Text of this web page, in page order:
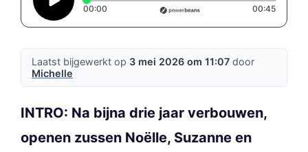
00:00 Elapsed time: 0 seconds 00:45
Laatst bijgewerkt op 3 mei 2026 om 11:07 door
Michelle
INTRO: Na bijna drie jaar verbouwen,
openen zussen Noëlle, Suzanne en